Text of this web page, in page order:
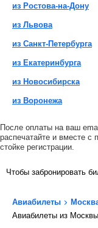
из Ростова-на-Дону
из Львова
из Санкт-Петербурга
из Екатеринбурга
из Новосибирска
из Воронежа
После оплаты на ваш
распечатайте и вместе с
стойке регистрации.
Чтобы забронировать
Авиабилеты
Авиабилеты из